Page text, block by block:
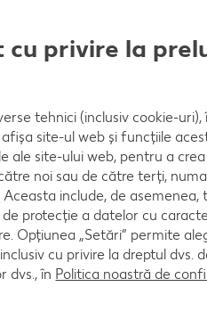
prăjesc în ulei încins
și zeama de limetă
cu privire la
tehnici (inclusiv cookie-
site-ul web și funcțiile
ale site-ului web, pentru a
noi sau de către terți,
include, de
protecție a datelor cu
Opțiunea „Setări” permite
cu privire la dreptul dvs.
dvs., în Politica noastră de